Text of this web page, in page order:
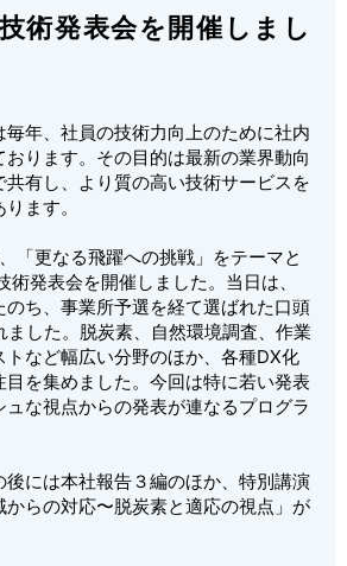
術発表会を開催しまし
年、社員の技術力向上のために社内
ります。その目的は最新の業界動向
有し、より質の高い技術サービスを
ます。
「更なる飛躍への挑戦」をテーマと
術発表会を開催しました。当日は、
ち、事業所予選を経て選ばれた口頭
ました。脱炭素、自然環境調査、作業
など幅広い分野のほか、各種DX化
を集めました。今回は特に若い発表
な視点からの発表が連なるプログラ
には本社報告３編のほか、特別講演
からの対応〜脱炭素と適応の視点」が